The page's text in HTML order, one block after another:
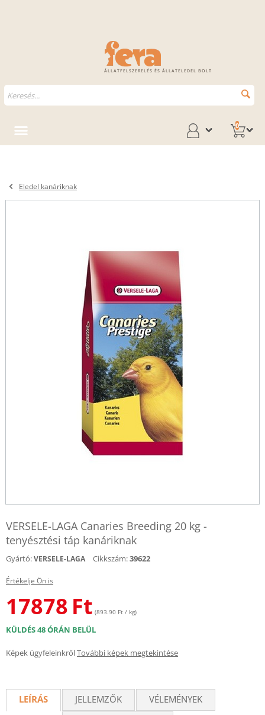
ÁLLATFELSZERELÉS ÉS ÁLLATELEDEL BOLT
0
Eledel kanáriknak
VERSELE-LAGA Canaries Breeding 20 kg -
tenyésztési táp kanáriknak
Gyártó:VERSELE-LAGA Cikkszám:39622
Értékelje Ön is
17878 Ft (893.90 Ft / kg)
KÜLDÉS 48 ÓRÁN BELÜL
Képek ügyfeleinkrőlTovábbi képek megtekintése
LEÍRÁS JELLEMZŐK
VÉLEMÉNYEK